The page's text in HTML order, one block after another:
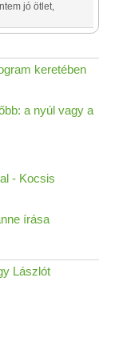
jó ötlet,
keretében
a nyúl vagy a
- Kocsis
írása
Lászlót